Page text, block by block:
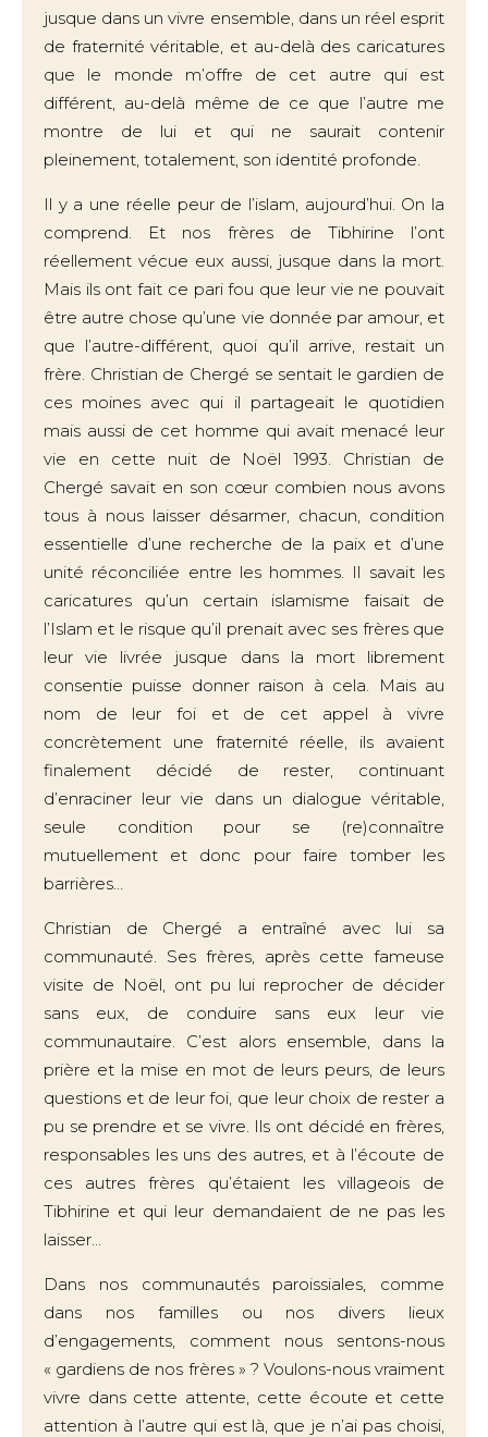
jusque dans un vivre ensemble, dans un réel esprit
de fraternité véritable, et au-delà des caricatures
que le monde m’offre de cet autre qui est
différent, au-delà même de ce que l’autre me
montre de lui et qui ne saurait contenir
pleinement, totalement, son identité profonde.
Il y a une réelle peur de l’islam, aujourd’hui. On la
comprend. Et nos frères de Tibhirine l’ont
réellement vécue eux aussi, jusque dans la mort.
Mais ils ont fait ce pari fou que leur vie ne pouvait
être autre chose qu’une vie donnée par amour, et
que l’autre-différent, quoi qu’il arrive, restait un
frère. Christian de Chergé se sentait le gardien de
ces moines avec qui il partageait le quotidien
mais aussi de cet homme qui avait menacé leur
vie en cette nuit de Noël 1993. Christian de
Chergé savait en son cœur combien nous avons
tous à nous laisser désarmer, chacun, condition
essentielle d’une recherche de la paix et d’une
unité réconciliée entre les hommes. Il savait les
caricatures qu’un certain islamisme faisait de
l’Islam et le risque qu’il prenait avec ses frères que
leur vie livrée jusque dans la mort librement
consentie puisse donner raison à cela. Mais au
nom de leur foi et de cet appel à vivre
concrètement une fraternité réelle, ils avaient
finalement décidé de rester, continuant
d’enraciner leur vie dans un dialogue véritable,
seule condition pour se (re)connaître
mutuellement et donc pour faire tomber les
barrières…
Christian de Chergé a entraîné avec lui sa
communauté. Ses frères, après cette fameuse
visite de Noël, ont pu lui reprocher de décider
sans eux, de conduire sans eux leur vie
communautaire. C’est alors ensemble, dans la
prière et la mise en mot de leurs peurs, de leurs
questions et de leur foi, que leur choix de rester a
pu se prendre et se vivre. Ils ont décidé en frères,
responsables les uns des autres, et à l’écoute de
ces autres frères qu’étaient les villageois de
Tibhirine et qui leur demandaient de ne pas les
laisser…
Dans nos communautés paroissiales, comme
dans nos familles ou nos divers lieux
d’engagements, comment nous sentons-nous
« gardiens de nos frères » ? Voulons-nous vraiment
vivre dans cette attente, cette écoute et cette
attention à l’autre qui est là, que je n’ai pas choisi,